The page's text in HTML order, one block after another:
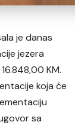
je danas
jezera
KM.
koja će
sa